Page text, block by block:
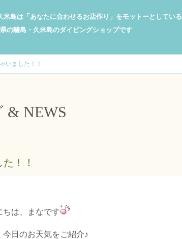
米島は「あなたに合わせるお店作り」をモットーとしている
の離島・久米島のダイビングショップです
いました！！
& NEWS
！！
ちは、まなです
今日のお天気をご紹介♪